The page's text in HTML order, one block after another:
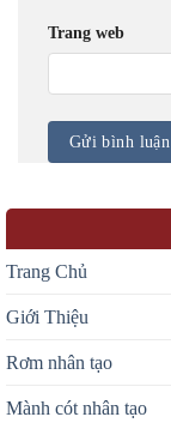
Trang web
Trang Chủ
Giới Thiệu
Rơm nhân tạo
Mành cót nhân tạo